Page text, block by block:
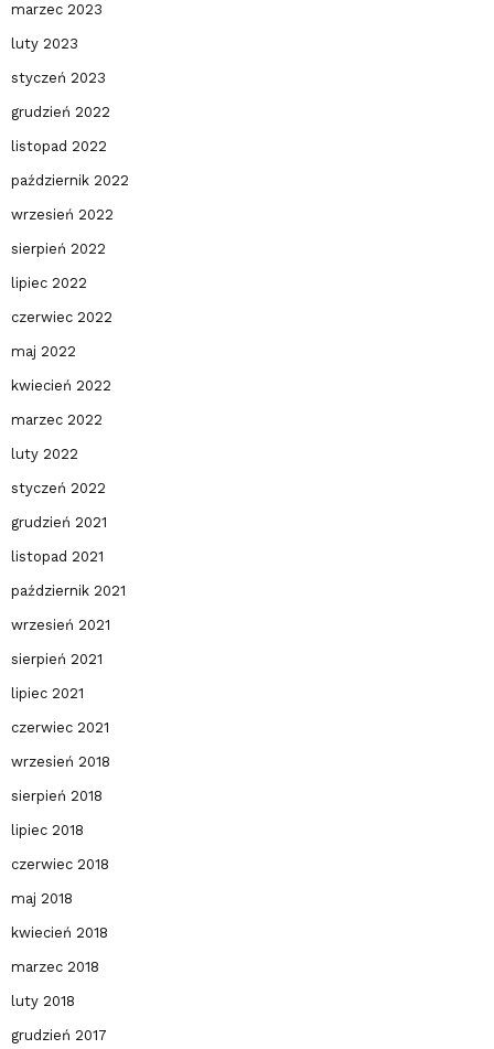
marzec 2023
luty 2023
styczeń 2023
grudzień 2022
listopad 2022
październik 2022
wrzesień 2022
sierpień 2022
lipiec 2022
czerwiec 2022
maj 2022
kwiecień 2022
marzec 2022
luty 2022
styczeń 2022
grudzień 2021
listopad 2021
październik 2021
wrzesień 2021
sierpień 2021
lipiec 2021
czerwiec 2021
wrzesień 2018
sierpień 2018
lipiec 2018
czerwiec 2018
maj 2018
kwiecień 2018
marzec 2018
luty 2018
grudzień 2017